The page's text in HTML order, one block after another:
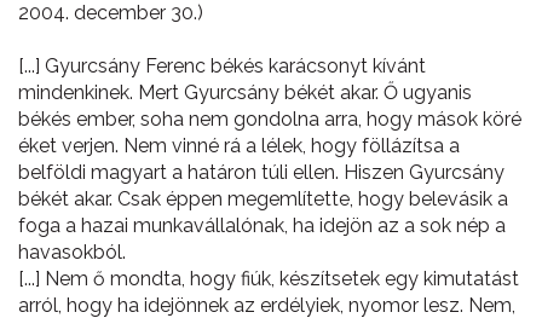
2004. december 30.)
[...] Gyurcsány Ferenc békés karácsonyt kívánt
mindenkinek. Mert Gyurcsány békét akar. Ő ugyanis
békés ember, soha nem gondolna arra, hogy mások köré
éket verjen. Nem vinné rá a lélek, hogy föllázítsa a
belföldi magyart a határon túli ellen. Hiszen Gyurcsány
békét akar. Csak éppen megemlítette, hogy belevásik a
foga a hazai munkavállalónak, ha idejön az a sok nép a
havasokból.
[...] Nem ő mondta, hogy fiúk, készítsetek egy kimutatást
arról, hogy ha idejönnek az erdélyiek, nyomor lesz. Nem,